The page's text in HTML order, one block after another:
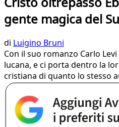
gente magica del
di Luigino Bruni
Con il suo romanzo Carlo
lucana, e ci porta dentro la
cristiana di quanto lo stesso